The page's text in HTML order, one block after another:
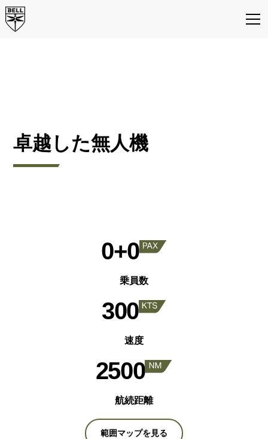
卓越した無人機
0+0
乗員数​​​​​​​
300
速度
2500
航続距離
範囲マップを見る